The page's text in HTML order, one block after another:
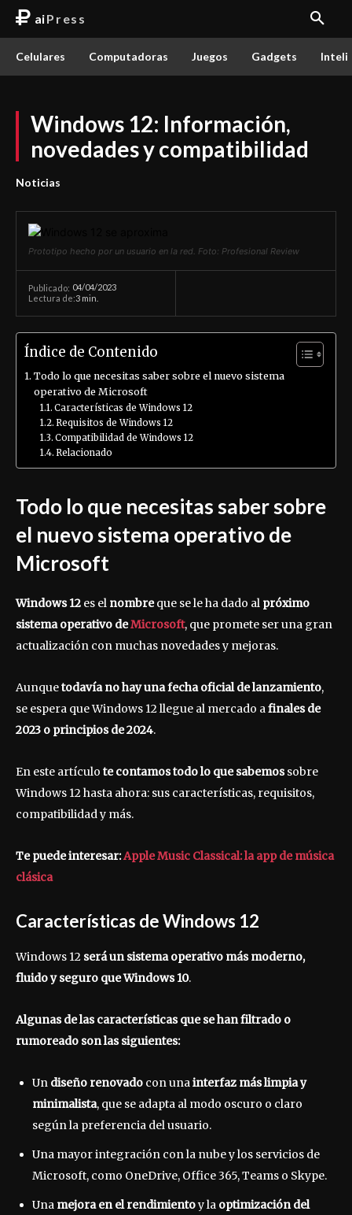
aiPress
Celulares Computadoras Juegos Gadgets
Windows 12: Información,
novedades y compatibilidad
Noticias
Prototipo hecho por un usuario en la red. Foto: Profesional Review
Publicado: 04/04/2023
Lectura de:3 min.
Índice de Contenido
Todo lo que necesitas saber sobre el nuevo sistema
operativo de Microsoft
Características de Windows 12
Requisitos de Windows 12
Compatibilidad de Windows 12
Relacionado
Todo lo que necesitas saber sobre
el nuevo sistema operativo de
Microsoft
Windows 12 es el nombreque se le ha dado al próximo
sistema operativo deMicrosoft, que promete ser una gran
actualización con muchas novedades y mejoras.
Aunquetodavía no hay una fecha oficial de lanzamiento,
se espera que Windows 12 llegue al mercado afinales de
2023 o principios de 2024.
En este artículo te contamos todo lo que sabemossobre
Windows 12 hasta ahora: sus características, requisitos,
compatibilidad y más.
Te puede interesar:Apple Music Classical: la app de música
clásica
Características de Windows 12
Windows 12 será un sistema operativo más moderno,
fluido y seguro que Windows 10.
Algunas de las características que se han filtrado o
rumoreado son las siguientes:
Un diseño renovado con unainterfaz más limpia y
minimalista, que se adapta al modo oscuro o claro
según la preferencia del usuario.
Una mayor integración con la nube y los servicios de
Microsoft, como OneDrive, Office 365, Teams o Skype.
Una mejora en el rendimientoy la optimización del